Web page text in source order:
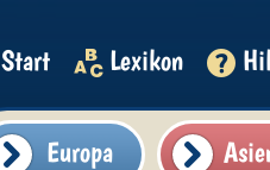
Start Lexikon
Europa